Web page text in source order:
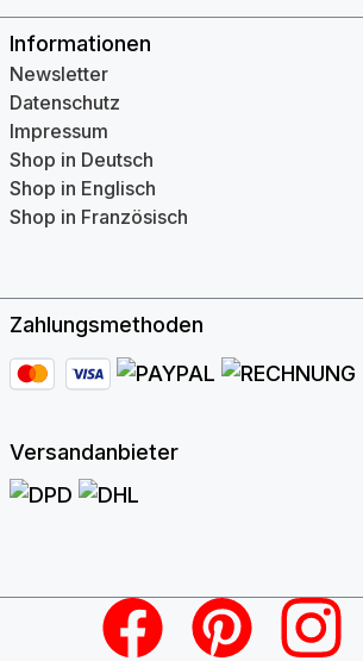
Informationen
Newsletter
Datenschutz
Impressum
Shop in Deutsch
Shop in Englisch
Shop in Französisch
Zahlungsmethoden
Versandanbieter